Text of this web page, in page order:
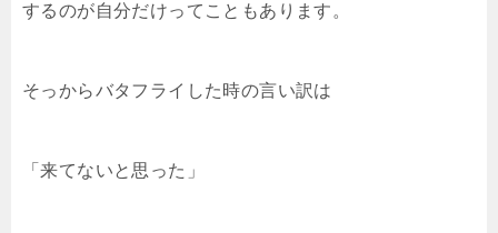
するのが自分だけってこともあります。
そっからバタフライした時の言い訳は
「来てないと思った」